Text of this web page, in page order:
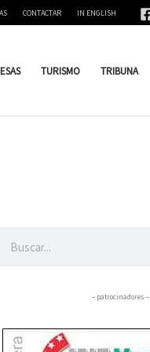
CONTACTAR IN ENGLISH
TURISMO TRIBUNA
– patrocinadores –